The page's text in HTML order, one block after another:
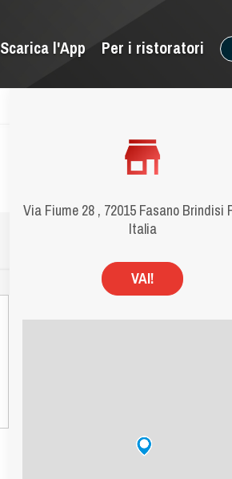
Per i ristoratori
Scarica l'App
Via Fiume 28 , 72015 Fasano Brindisi
Italia
VAI!